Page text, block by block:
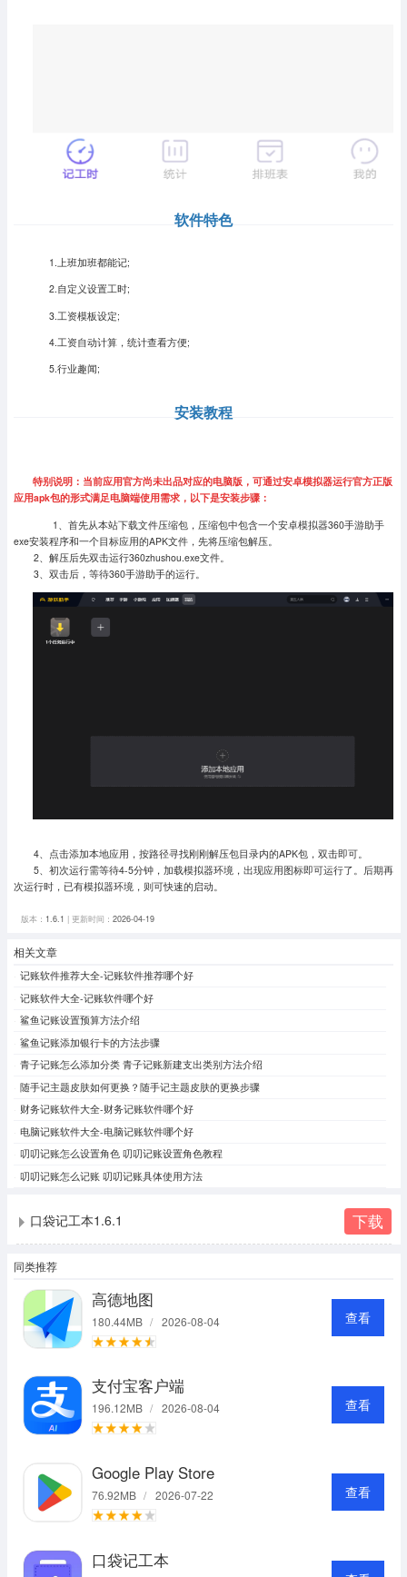
软件特色
1.上班加班都能记;
2.自定义设置工时;
3.工资模板设定;
4.工资自动计算，统计查看方便;
5.行业趣闻;
安装教程
特别说明：当前应用官方尚未出品对应的电脑版，可通过安卓模拟器运行官方正版
应用apk包的形式满足电脑端使用需求，以下是安装步骤：
1、首先从本站下载文件压缩包，压缩包中包含一个安卓模拟器360手游助手
exe安装程序和一个目标应用的APK文件，先将压缩包解压。
2、解压后先双击运行360zhushou.exe文件。
3、双击后，等待360手游助手的运行。
4、点击添加本地应用，按路径寻找刚刚解压包目录内的APK包，双击即可。
5、初次运行需等待4-5分钟，加载模拟器环境，出现应用图标即可运行了。 后期再
次运行时，已有模拟器环境，则可快速的启动。
版本： 1.6.1 | 更新时间： 2026-04-19
相关文章
记账软件推荐大全-记账软件推荐哪个好
记账软件大全-记账软件哪个好
鲨鱼记账设置预算方法介绍
鲨鱼记账添加银行卡的方法步骤
青子记账怎么添加分类 青子记账新建支出类别方法介绍
随手记主题皮肤如何更换？随手记主题皮肤的更换步骤
财务记账软件大全-财务记账软件哪个好
电脑记账软件大全-电脑记账软件哪个好
叨叨记账怎么设置角色 叨叨记账设置角色教程
叨叨记账怎么记账 叨叨记账具体使用方法
口袋记工本1.6.1 下载
同类推荐
高德地图
180.44MB / 2026-08-04 查看
支付宝客户端
196.12MB / 2026-08-04 查看
Google Play Store
76.92MB / 2026-07-22 查看
口袋记工本